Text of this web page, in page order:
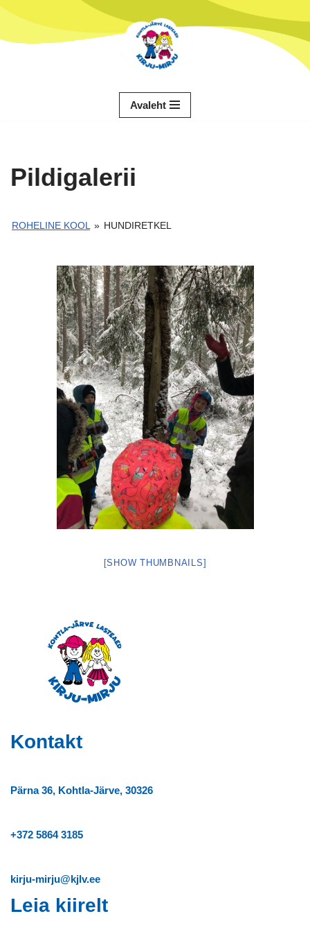
Avaleht
Pildigalerii
ROHELINE KOOL » HUNDIRETKEL
[SHOW THUMBNAILS]
Kontakt
Pärna 36, Kohtla-Järve, 30326
+372 5864 3185
kirju-mirju@kjlv.ee
Leia kiirelt